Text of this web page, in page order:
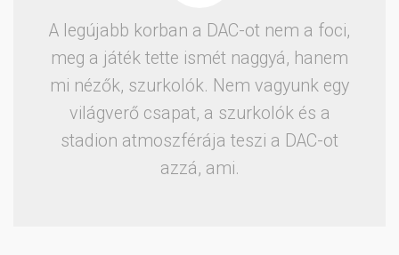
A legújabb korban a DAC-ot nem a foci,
meg a játék tette ismét naggyá, hanem
mi nézők, szurkolók. Nem vagyunk egy
világverő csapat, a szurkolók és a
stadion atmoszférája teszi a DAC-ot
azzá, ami.